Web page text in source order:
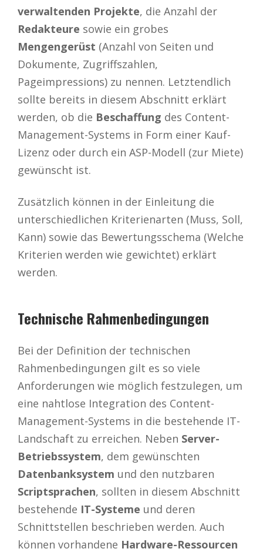
verwaltenden Projekte, die Anzahl der
Redakteure sowie ein grobes
Mengengerüst (Anzahl von Seiten und
Dokumente, Zugriffszahlen,
Pageimpressions) zu nennen. Letztendlich
sollte bereits in diesem Abschnitt erklärt
werden, ob die Beschaffung des Content-
Management-Systems in Form einer Kauf-
Lizenz oder durch ein ASP-Modell (zur Miete)
gewünscht ist.
Zusätzlich können in der Einleitung die
unterschiedlichen Kriterienarten (Muss, Soll,
Kann) sowie das Bewertungsschema (Welche
Kriterien werden wie gewichtet) erklärt
werden.
Technische Rahmenbedingungen
Bei der Definition der technischen
Rahmenbedingungen gilt es so viele
Anforderungen wie möglich festzulegen, um
eine nahtlose Integration des Content-
Management-Systems in die bestehende IT-
Landschaft zu erreichen. Neben Server-
Betriebssystem, dem gewünschten
Datenbanksystem und den nutzbaren
Scriptsprachen, sollten in diesem Abschnitt
bestehende IT-Systeme und deren
Schnittstellen beschrieben werden. Auch
können vorhandene Hardware-Ressourcen